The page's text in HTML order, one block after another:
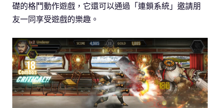
礎的格鬥動作遊戲，它還可以通過「連鎖系統」邀請朋
友一同享受遊戲的樂趣。